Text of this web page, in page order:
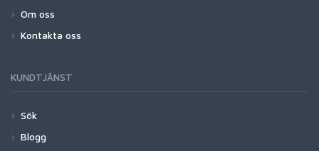
Om oss
Kontakta oss
KUNDTJÄNST
Sök
Blogg